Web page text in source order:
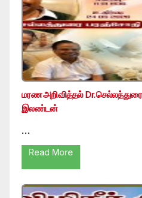
மரண அறிவித்தல்
இலண்டன்
…
Read More